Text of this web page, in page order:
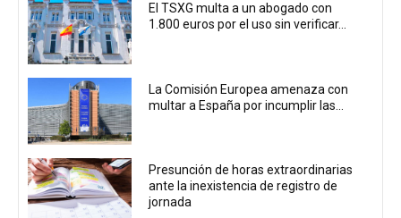
El TSXG multa a un abogado con
1.800 euros por el uso sin verificar...
La Comisión Europea amenaza con
multar a España por incumplir las...
Presunción de horas extraordinarias
ante la inexistencia de registro de
jornada